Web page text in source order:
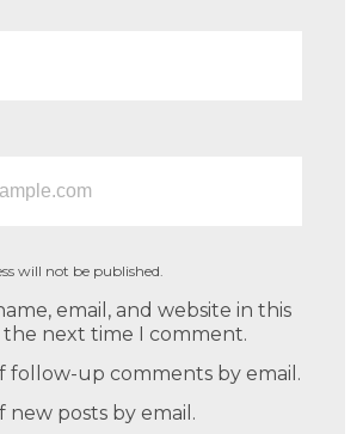
will not be published.
email, and website in this
next time I comment.
follow-up comments by email.
new posts by email.